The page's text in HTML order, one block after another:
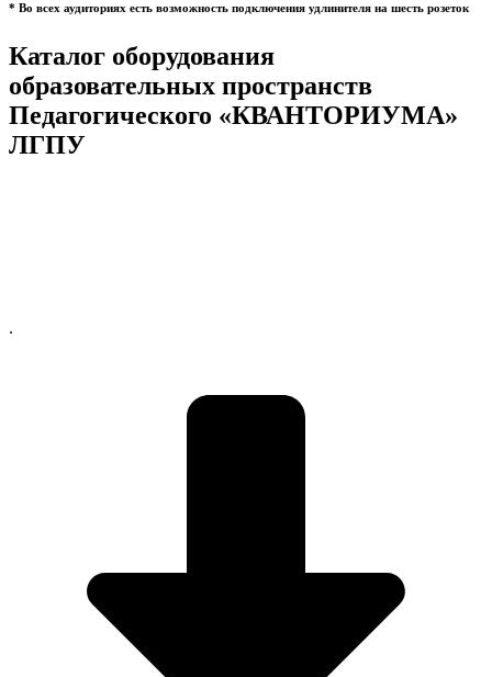
* Во всех аудиториях есть возможность подключения удлинителя на шесть розеток
Каталог оборудования
образовательных пространств
Педагогического «КВАНТОРИУМА»
ЛГПУ
.